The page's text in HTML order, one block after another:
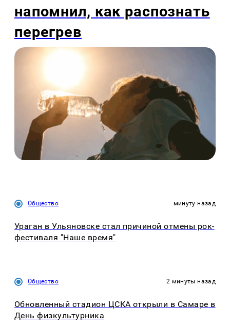
напомнил, как распознать
перегрев
Общество минуту назад
Ураган в Ульяновске стал причиной отмены рок-
фестиваля "Наше время"
Общество 2 минуты назад
Обновленный стадион ЦСКА открыли в Самаре в
День физкультурника